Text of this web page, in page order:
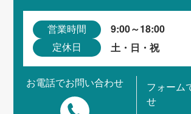
営業時間 9:00～18:00
定休日 土・日・祝
お電話でお問い合わせ
フォーム
せ